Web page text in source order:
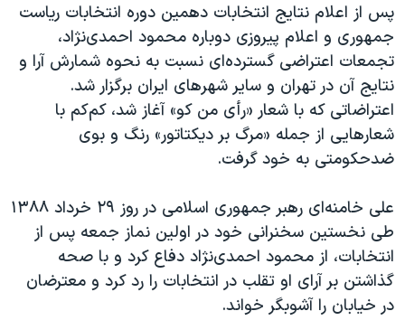
پس از اعلام نتایج انتخابات دهمین دوره انتخابات ریاست
جمهوری و اعلام پیروزی دوباره محمود احمدی‌نژاد،
تجمعات اعتراضی گسترده‌ای نسبت به نحوه شمارش آرا و
نتایج آن در تهران و سایر شهرهای ایران برگزار شد.
اعتراضاتی که با شعار «رأی من کو» آغاز شد، کم‌کم با
شعارهایی از جمله «مرگ بر دیکتاتور» رنگ و بوی
ضدحکومتی به خود گرفت.
علی خامنه‌ای رهبر جمهوری اسلامی در روز ۲۹ خرداد ۱۳۸۸
طی نخستین سخنرانی خود در اولین نماز جمعه پس از
انتخابات، از محمود احمدی‌نژاد دفاع کرد و با صحه
گذاشتن بر آرای او تقلب در انتخابات را رد کرد و معترضان
در خیابان را آشوبگر خواند.